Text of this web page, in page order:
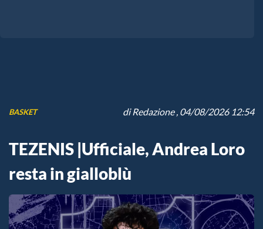
BASKET diRedazione, 04/08/2026 12:54
TEZENIS |Ufficiale, Andrea Loro
resta in gialloblù